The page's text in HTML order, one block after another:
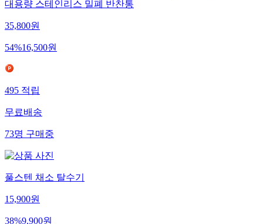
대용량 스테인리스 밀폐 반찬통
35,800원
54%16,500원
495 적립
무료배송
73명 구매중
풀스텐 채소 탈수기
15,900원
38%9,900원